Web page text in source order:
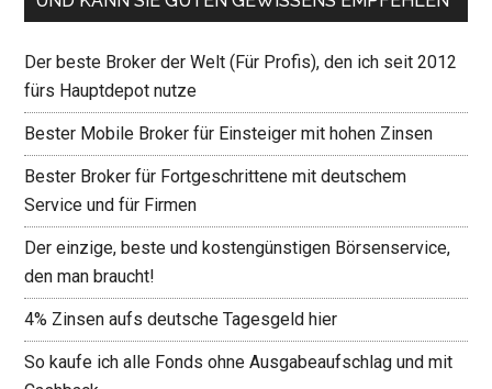
Der beste Broker der Welt (Für Profis), den ich seit 2012
fürs Hauptdepot nutze
Bester Mobile Broker für Einsteiger mit hohen Zinsen
Bester Broker für Fortgeschrittene mit deutschem
Service und für Firmen
Der einzige, beste und kostengünstigen Börsenservice,
den man braucht!
4% Zinsen aufs deutsche Tagesgeld hier
So kaufe ich alle Fonds ohne Ausgabeaufschlag und mit